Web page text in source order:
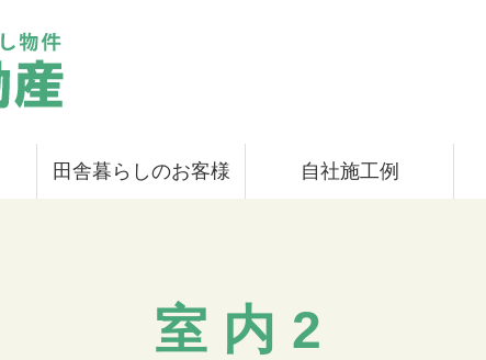
田舎暮らしのお客様 自社施工例
室内2